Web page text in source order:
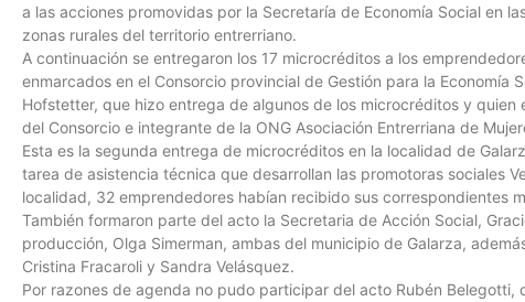
a las acciones promovidas por la Secretaría de Economía Social en
zonas rurales del territorio entrerriano.
A continuación se entregaron los 17 microcréditos a los
enmarcados en el Consorcio provincial de Gestión para la Economía
Hofstetter, que hizo entrega de algunos de los microcréditos y
del Consorcio e integrante de la ONG Asociación Entrerriana de
Esta es la segunda entrega de microcréditos en la localidad de
tarea de asistencia técnica que desarrollan las promotoras sociales
localidad, 32 emprendedores habían recibido sus correspondientes
También formaron parte del acto la Secretaria de Acción Social,
producción, Olga Simerman, ambas del municipio de Galarza,
Cristina Fracaroli y Sandra Velásquez.
Por razones de agenda no pudo participar del acto Rubén